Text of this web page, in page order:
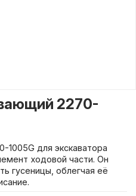
2270-
для экскаватора
ходовой части. Он
гусеницы, облегчая её